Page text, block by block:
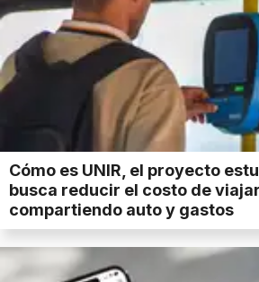
Cómo es UNIR, el proyecto
busca reducir el costo de viajar
compartiendo auto y gastos